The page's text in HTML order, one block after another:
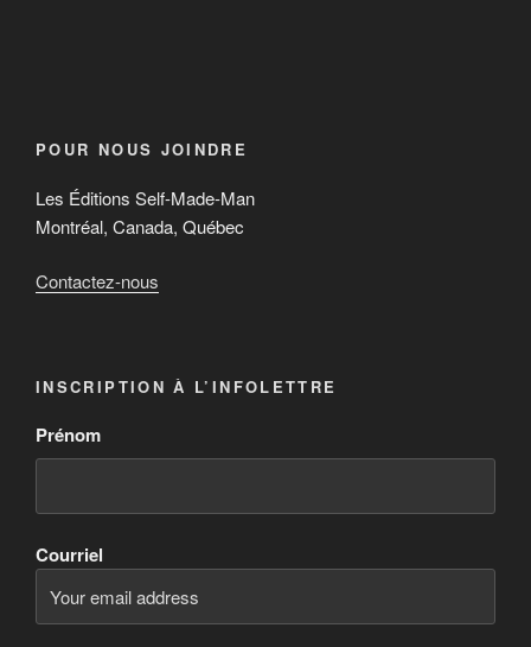
POUR NOUS JOINDRE
Les Éditions Self-Made-Man
Montréal, Canada, Québec
Contactez-nous
INSCRIPTION À L’INFOLETTRE
Prénom
Courriel